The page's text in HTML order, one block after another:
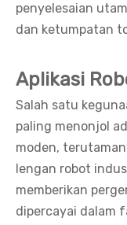
penyelesaian
dan ketumpatan
Aplikasi
Salah satu
paling menonjol
moden,
lengan robot
memberikan
dipercayai dalam